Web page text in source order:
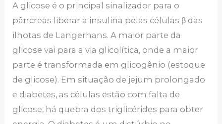
A glicose é o principal sinalizador para o
pâncreas liberar a insulina pelas células β das
ilhotas de Langerhans. A maior parte da
glicose vai para a via glicolítica, onde a maior
parte é transformada em glicogênio (estoque
de glicose). Em situação de jejum prolongado
e diabetes, as células estão com falta de
glicose, há quebra dos triglicérides para obter